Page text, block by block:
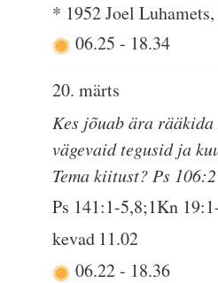
* 1952 Joel
06.25- 18.34
20. märts
Kes jõuab ära rääkida
vägevaid tegusid ja
Tema kiitust? Ps 106:2
Ps 141:1-5,8;1Kn
kevad 11.02
06.22- 18.36